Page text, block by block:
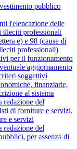
pubblico
l'elencazione delle
illeciti professionali
e) e 98 (cause di
professionali)
per il funzionamento
aggiornamento
soggettivi
finanziarie,
al sistema
redazione del
di forniture e servizi,
e servizi
redazione del
per assenza di